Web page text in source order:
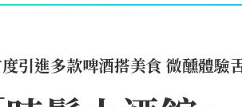
引進多款啤酒搭美食 微醺體驗